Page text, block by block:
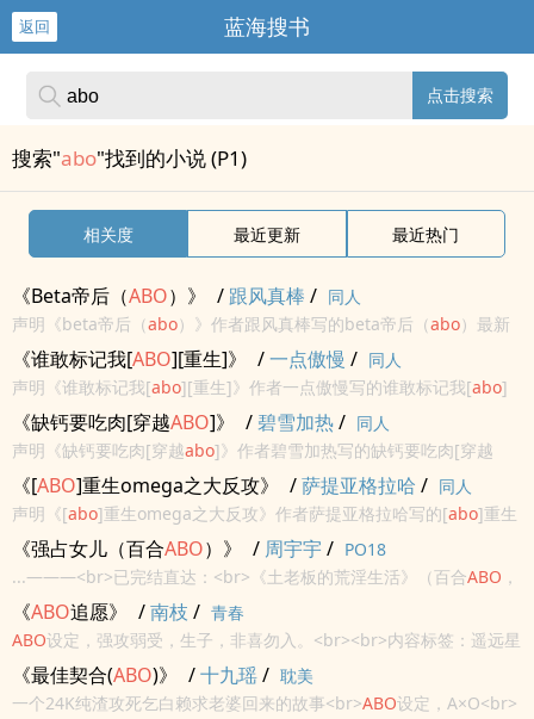
返回 蓝海搜书
点击搜索
搜索"abo"找到的小说 (P1)
相关度 最近更新 最近热门
《Beta帝后（ABO）》 / 跟风真棒 / 同人
声明《beta帝后（abo）》作者跟风真棒写的beta帝后（abo）最新
章节小说在线阅读，实时同步更新beta帝后（ abo）最新章节，书友
所发表的beta帝后（abo）最新章节评论，并不代表书...
《谁敢标记我[ABO][重生]》 /一点傲慢 / 同人
声明《谁敢标记我[abo][重生]》作者一点傲慢写的谁敢标记我[abo]
[重生]最新章节小说在线阅读，实时同步更新谁敢标记我[
最新章节，书友所发表的谁敢标记我[abo][重生]...
《缺钙要吃肉[穿越ABO]》 /碧雪加热/ 同人
声明《缺钙要吃肉[穿越abo]》作者碧雪加热写的缺钙要吃肉[穿越
abo]最新章节小说在线阅读，实时同步更新缺钙要吃肉[穿越 abo
新章节，书友所发表的缺钙要吃肉[穿越abo]最新章节评论，并...
《[ABO]重生omega之大反攻》 /萨提亚格拉哈 / 同人
声明《[abo]重生omega之大反攻》作者萨提亚格拉哈写的[abo]重生
omega之大反攻最新章节小说在线阅读，实时同步更新[
omega之大反攻最新章节，书友所发表的[abo]重...
《强占女儿（百合ABO）》 / 周宇宇 / PO18
...———<br>已完结直达：<br>《土老板的荒淫生活》（百合ABO ，
NP) /<br>《给那个alpha白肏》（百合
ABO，母女） /<br>《和房东姐...
《ABO追愿》 /南枝 / 青春
ABO设定，强攻弱受，生子，非喜勿入。<br><br>内容标签：遥远星
空 情有独钟 豪门世家<br><br>搜索关键字：主角：洺菱，洺烯 ┃ 配
角：安安 ┃ 其它：ABO设定，HE
《最佳契合(ABO)》 /十九瑶/ 耽美
一个24K纯渣攻死乞白赖求老婆回来的故事<br>ABO设定，A×O<br>